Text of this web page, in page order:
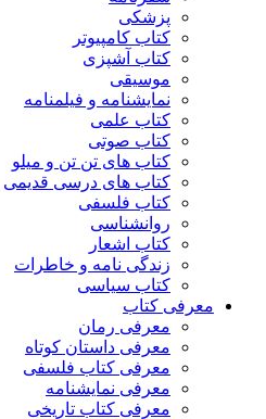
پزشکی
کتاب کامپیوتر
کتاب آشپزی
موسیقی
نمایشنامه و فیلمنامه
کتاب علمی
کتاب صوتی
کتاب های تن تن و میلو
کتاب های درسی قدیمی
کتاب فلسفی
روانشناسی
کتاب اشعار
زندگی نامه و خاطرات
کتاب سیاسی
معرفی کتاب
معرفی رمان
معرفی داستان کوتاه
معرفی کتاب فلسفی
معرفی نمایشنامه
معرفی کتاب تاریخی